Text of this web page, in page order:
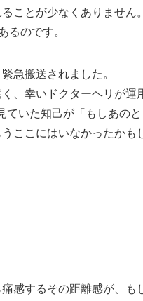
ことが少なくありません。
るのです。
急搬送されました。
、幸いドクターヘリが運
いた知己が「もしあの
ここにはいなかったかも
感するその距離感が、も